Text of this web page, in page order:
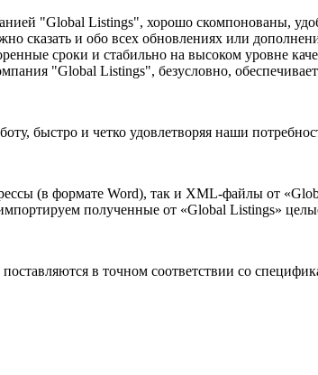
"Global Listings", хорошо скомпонованы,
сказать и обо всех обновлениях или
сроки и стабильно на высоком уровне
"Global Listings", безусловно,
быстро и четко удовлетворяя наши
(в формате Word), так и XML-файлы от
полученные от «Global Listings»
в точном соответствии со